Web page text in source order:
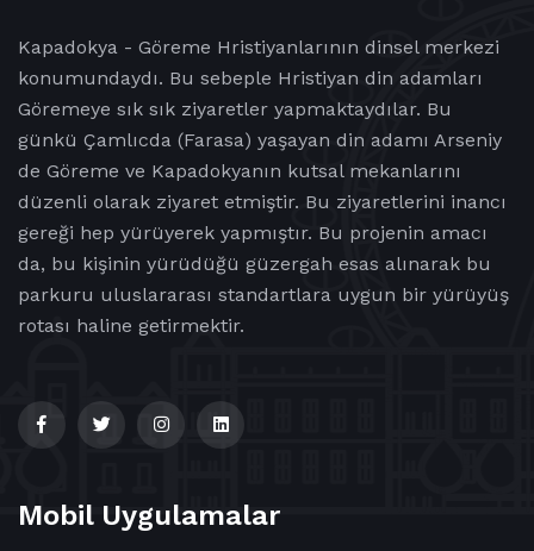
Kapadokya - Göreme Hristiyanlarının dinsel merkezi
konumundaydı. Bu sebeple Hristiyan din adamları
Göremeye sık sık ziyaretler yapmaktaydılar. Bu
günkü Çamlıcda (Farasa) yaşayan din adamı Arseniy
de Göreme ve Kapadokyanın kutsal mekanlarını
düzenli olarak ziyaret etmiştir. Bu ziyaretlerini inancı
gereği hep yürüyerek yapmıştır. Bu projenin amacı
da, bu kişinin yürüdüğü güzergah esas alınarak bu
parkuru uluslararası standartlara uygun bir yürüyüş
rotası haline getirmektir.
Mobil Uygulamalar